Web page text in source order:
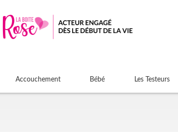
Accouchement Bébé Les Testeurs